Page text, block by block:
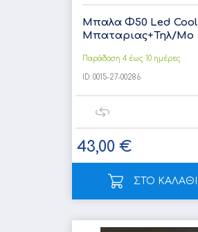
Μπαλα Φ50 Led Cool
Μπαταριας+Τηλ/Μο
Παράδοση 4 έως 10 ημέρες
ID: 0015-27-00286
43,00 €
ΣΤΟ ΚΑΛΑΘΙ